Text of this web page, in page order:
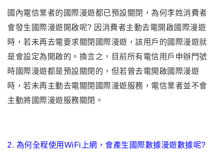
國內電信業者的國際漫遊都已預設關閉，為何李姓消費者
會發生國際漫遊開啟呢? 因消費者主動去電開啟國際漫遊
時，若未再去電要求關閉國際漫遊，該用戶的國際漫遊就
是會設定為開啟的。換言之，目前所有電信用戶申辦門號
時國際漫遊都是預設關閉的，但若曾去電開啟國際漫遊
時，若未再主動去電關閉國際漫遊服務，電信業者並不會
主動將國際漫遊服務關閉。
2. 為何全程使用WiFi上網，會產生國際數據漫遊數據呢?